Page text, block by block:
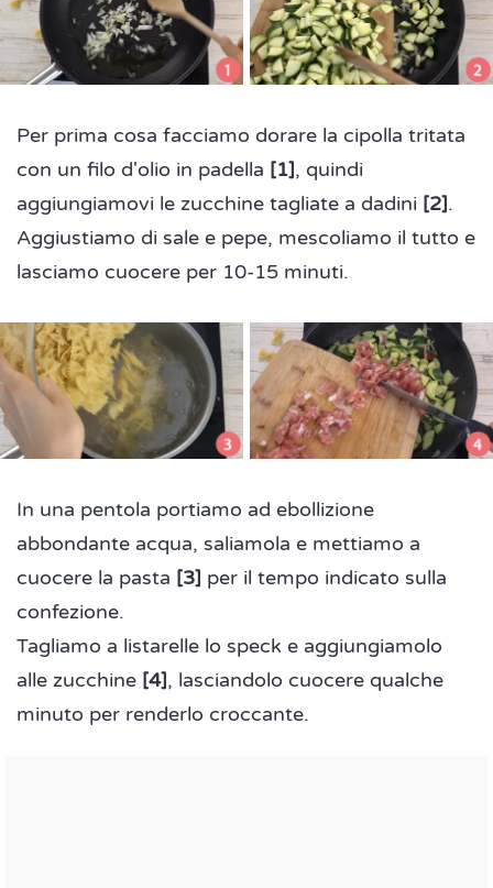
Per prima cosa facciamo dorare la cipolla tritata
con un filo d'olio in padella [1], quindi
aggiungiamovi le zucchine tagliate a dadini [2].
Aggiustiamo di sale e pepe, mescoliamo il tutto e
lasciamo cuocere per 10-15 minuti.
In una pentola portiamo ad ebollizione
abbondante acqua, saliamola e mettiamo a
cuocere la pasta [3] per il tempo indicato sulla
confezione.
Tagliamo a listarelle lo speck e aggiungiamolo
alle zucchine [4], lasciandolo cuocere qualche
minuto per renderlo croccante.